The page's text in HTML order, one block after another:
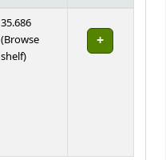
35.686
(Browse
shelf(Opens below)
)